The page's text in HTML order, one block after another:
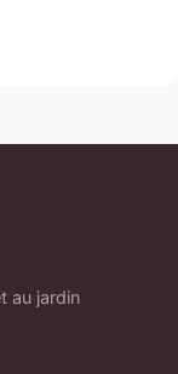
au jardin